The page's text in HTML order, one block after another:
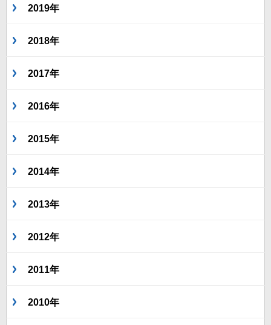
2019年
2018年
2017年
2016年
2015年
2014年
2013年
2012年
2011年
2010年